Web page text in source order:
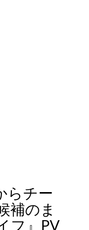
らチー
補のま
フ』PV